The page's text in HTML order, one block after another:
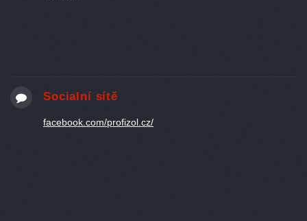
Socialní sítě
facebook.com/profizol.cz/